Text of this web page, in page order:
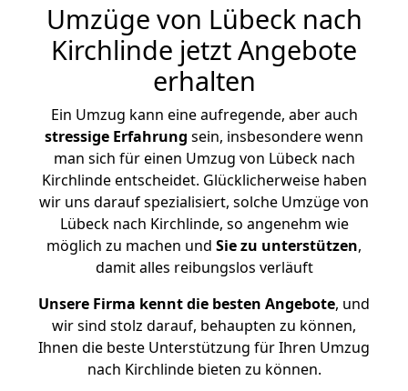
Umzüge von Lübeck nach
Kirchlinde jetzt Angebote
erhalten
Ein Umzug kann eine aufregende, aber auch
stressige Erfahrung sein, insbesondere wenn
man sich für einen Umzug von Lübeck nach
Kirchlinde entscheidet. Glücklicherweise haben
wir uns darauf spezialisiert, solche Umzüge von
Lübeck nach Kirchlinde, so angenehm wie
möglich zu machen und Sie zu unterstützen,
damit alles reibungslos verläuft
Unsere Firma kennt die besten Angebote, und
wir sind stolz darauf, behaupten zu können,
Ihnen die beste Unterstützung für Ihren Umzug
nach Kirchlinde bieten zu können.